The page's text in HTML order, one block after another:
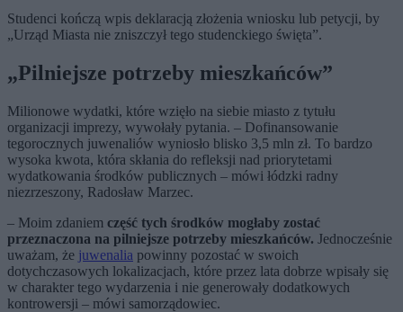
Studenci kończą wpis deklaracją złożenia wniosku lub petycji, by
„Urząd Miasta nie zniszczył tego studenckiego święta”.
„Pilniejsze potrzeby mieszkańców”
Milionowe wydatki, które wzięło na siebie miasto z tytułu
organizacji imprezy, wywołały pytania. – Dofinansowanie
tegorocznych juwenaliów wyniosło blisko 3,5 mln zł. To bardzo
wysoka kwota, która skłania do refleksji nad priorytetami
wydatkowania środków publicznych – mówi łódzki radny
niezrzeszony, Radosław Marzec.
– Moim zdaniem część tych środków mogłaby zostać
przeznaczona na pilniejsze potrzeby mieszkańców. Jednocześnie
uważam, że juwenalia powinny pozostać w swoich
dotychczasowych lokalizacjach, które przez lata dobrze wpisały się
w charakter tego wydarzenia i nie generowały dodatkowych
kontrowersji – mówi samorządowiec.